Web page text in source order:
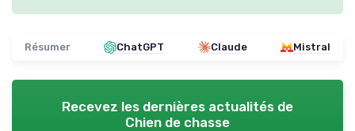
Résumer ChatGPT Claude Mistral
Recevez les dernières actualités de
Chien de chasse